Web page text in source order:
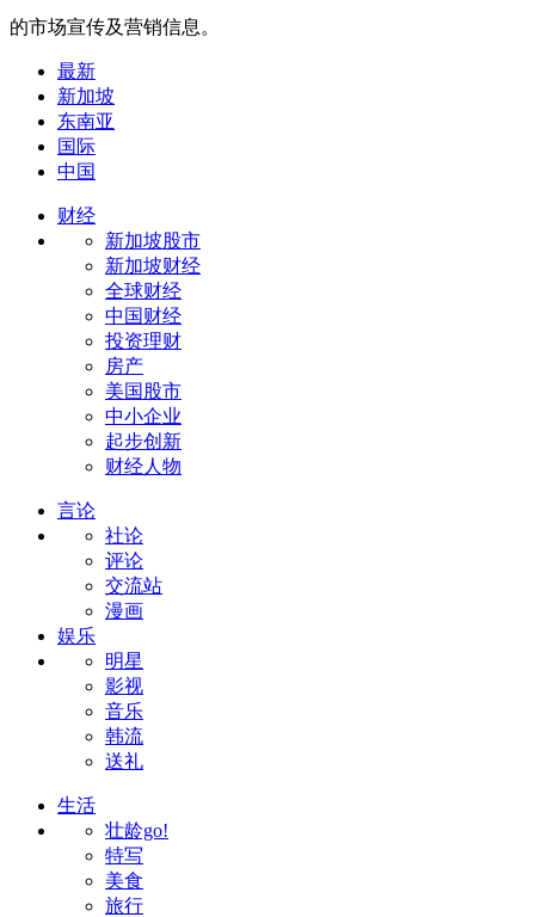
的市场宣传及营销信息。
最新
新加坡
东南亚
国际
中国
财经
新加坡股市
新加坡财经
全球财经
中国财经
投资理财
房产
美国股市
中小企业
起步创新
财经人物
言论
社论
评论
交流站
漫画
娱乐
明星
影视
音乐
韩流
送礼
生活
壮龄go!
特写
美食
旅行